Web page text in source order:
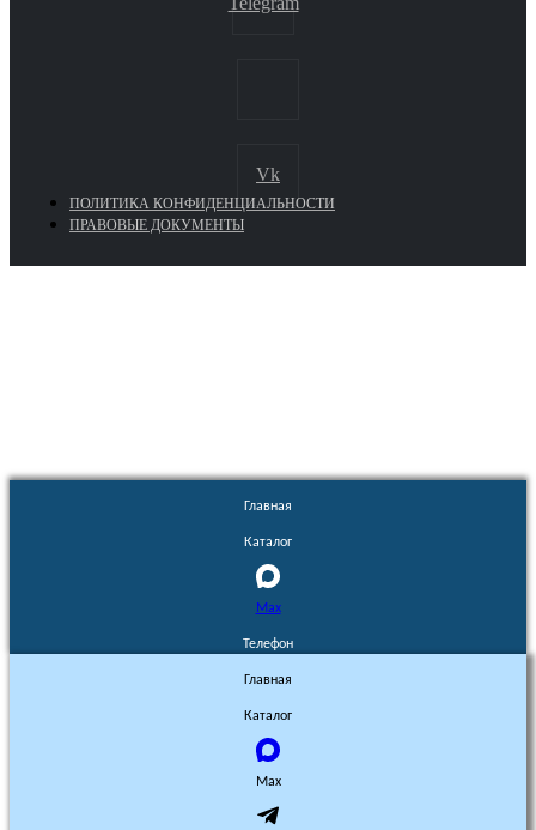
Vk
ПОЛИТИКА КОНФИДЕНЦИАЛЬНОСТИ
ПРАВОВЫЕ ДОКУМЕНТЫ
Главная
Каталог
Max
Телефон
Главная
Каталог
Max